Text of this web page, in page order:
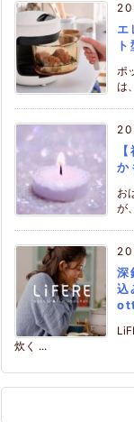
エ
ポ
は
か
お
が
深
込
炊く ...